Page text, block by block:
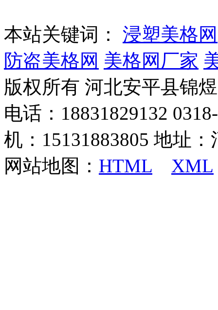
本站关键词： 浸塑美格网
防盗美格网 美格网厂家
版权所有 河北安平县锦
电话：18831829132
机：15131883805 地址
网站地图： HTML XML